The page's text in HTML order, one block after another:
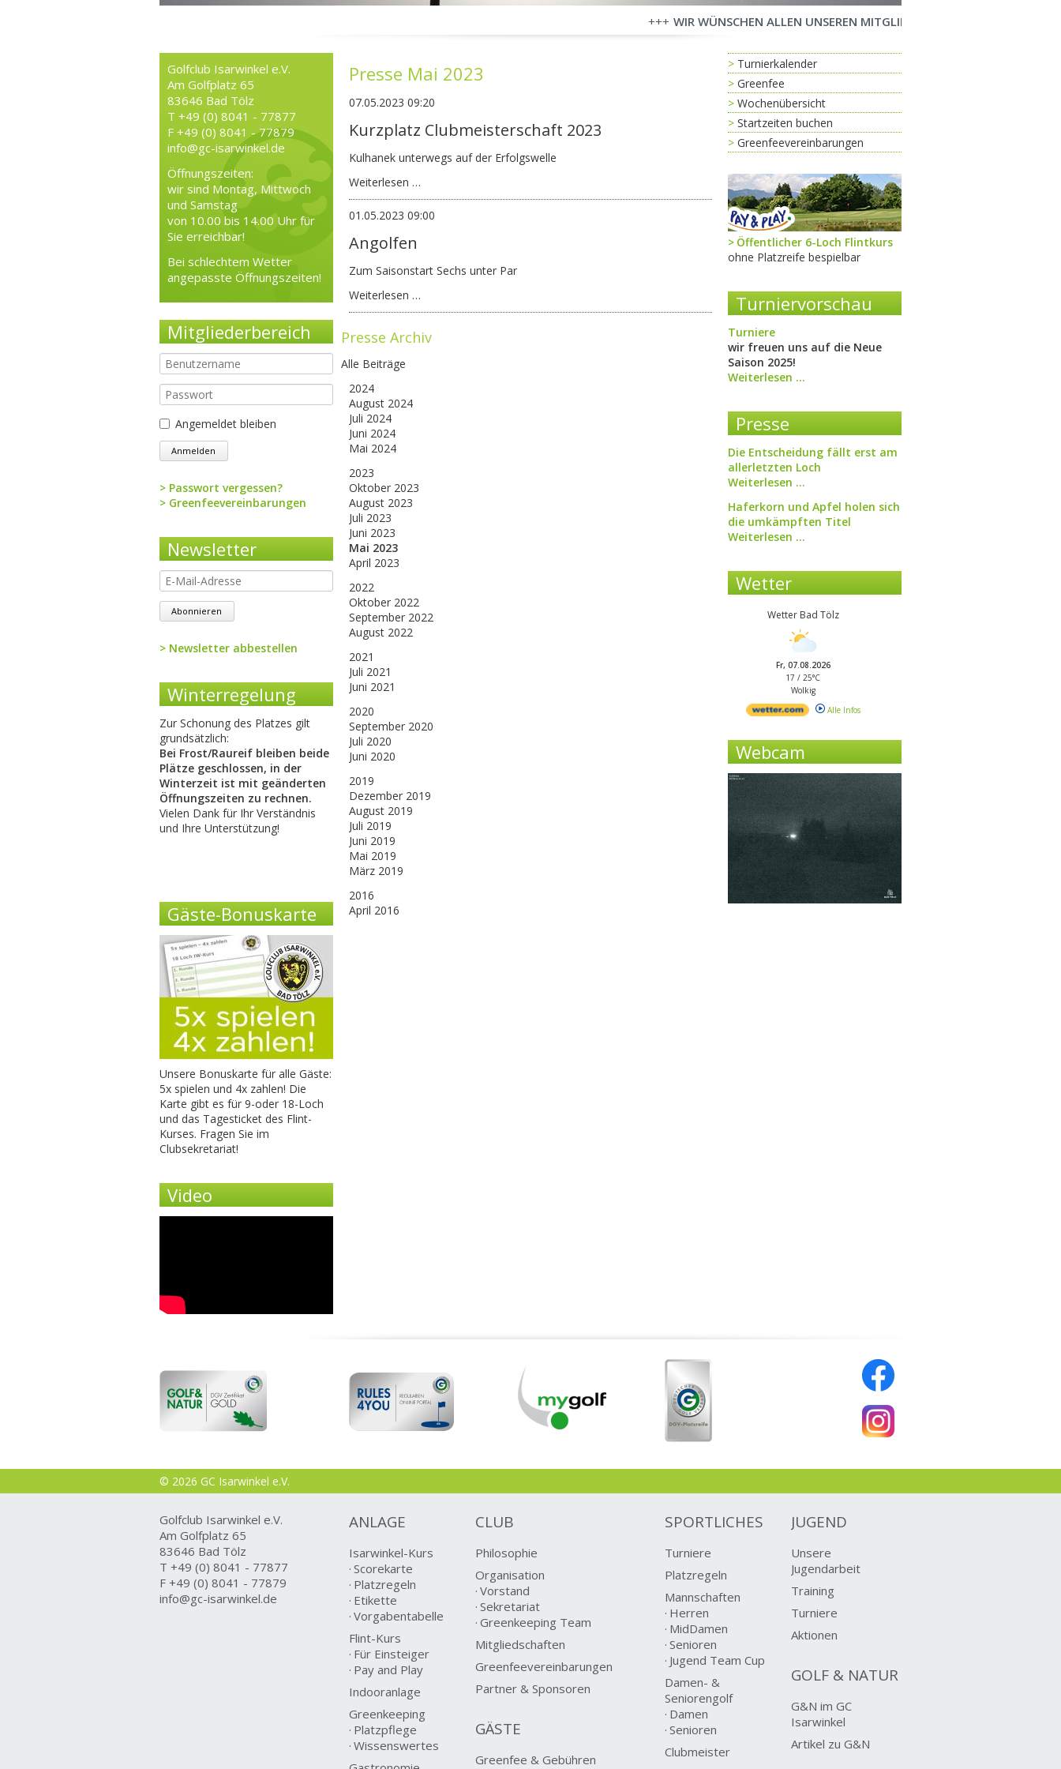
WIR WÜNSCHEN ALLEN UNSEREN MITGLIEDERN UND ALLEN UNSEREN
Presse Mai 2023
07.05.2023 09:20
Kurzplatz Clubmeisterschaft 2023
Kulhanek unterwegs auf der Erfolgswelle
Weiterlesen …
Clubmeisterschaft
2023
01.05.2023 09:00
Angolfen
Zum Saisonstart Sechs unter Par
Weiterlesen …
Presse Archiv
Alle Beiträge
2024
August 2024
Juli 2024
Juni 2024
Mai 2024
2023
Oktober 2023
August 2023
Juli 2023
Juni 2023
Mai 2023
April 2023
2022
Oktober 2022
September 2022
August 2022
2021
Juli 2021
Juni 2021
2020
September 2020
Juli 2020
Juni 2020
2019
Dezember 2019
August 2019
Juli 2019
Juni 2019
Mai 2019
März 2019
2016
April 2016
Golfclub Isarwinkel e.V.
Am Golfplatz 65
83646 Bad Tölz
T +49 (0) 8041 - 77877
F +49 (0) 8041 - 77879
info@gc-isarwinkel.de
Öffnungszeiten:
wir sind Montag, Mittwoch
und Samstag
von 10.00 bis 14.00 Uhr für
Sie erreichbar!
Bei schlechtem Wetter
angepasste Öffnungszeiten!
Mitgliederbereich
Benutzername
Passwort
Angemeldet bleiben
Anmelden
Navigation
Passwort vergessen?
Greenfeevereinbarungen
Newsletter
E-
Mail-
Adresse
Abonnieren
Newsletter abbestellen
Winterregelung
Zur Schonung des Platzes gilt
grundsätzlich:
Bei Frost/Raureif bleiben beide
Plätze geschlossen, in der
Winterzeit ist mit geänderten
Öffnungszeiten zu rechnen.
Vielen Dank für Ihr Verständnis
und Ihre Unterstützung!
Gäste-Bonuskarte
Unsere Bonuskarte für alle Gäste:
5x spielen und 4x zahlen! Die
Karte gibt es für 9-oder 18-Loch
und das Tagesticket des Flint-
Kurses. Fragen Sie im
Clubsekretariat!
Video
Turnierkalender
Greenfee
Wochenübersicht
Startzeiten buchen
Greenfeevereinbarungen
Öffentlicher 6-Loch Flintkurs
ohne Platzreife bespielbar
Turniervorschau
Turniere
wir freuen uns auf die Neue
Saison 2025!
Weiterlesen …
Presse
Die Entscheidung fällt erst am
allerletzten Loch
Weiterlesen …
fällt
erst
Loch
Haferkorn und Apfel holen sich
die umkämpften Titel
Weiterlesen …
sich
die
Titel
Wetter
Wetter Bad Tölz
Fr, 07.08.2026
17 / 25°C
Wolkig
Alle Infos
Webcam
© 2026 GC Isarwinkel e.V.
Golfclub Isarwinkel e.V.
Am Golfplatz 65
83646 Bad Tölz
T +49 (0) 8041 - 77877
F +49 (0) 8041 - 77879
info@gc-isarwinkel.de
ANLAGE
Isarwinkel-Kurs
Scorekarte
Platzregeln
Etikette
Vorgabentabelle
Flint-Kurs
Für Einsteiger
Pay and Play
Indooranlage
Greenkeeping
Platzpflege
Wissenswertes
CLUB
Philosophie
Organisation
Vorstand
Sekretariat
Greenkeeping Team
Mitgliedschaften
Greenfeevereinbarungen
Partner & Sponsoren
GÄSTE
Greenfee & Gebühren
SPORTLICHES
Turniere
Platzregeln
Mannschaften
Herren
MidDamen
Senioren
Jugend Team Cup
Damen- &
Seniorengolf
Damen
Senioren
Clubmeister
JUGEND
Unsere
Jugendarbeit
Training
Turniere
Aktionen
GOLF & NATUR
G&N im GC
Isarwinkel
Artikel zu G&N